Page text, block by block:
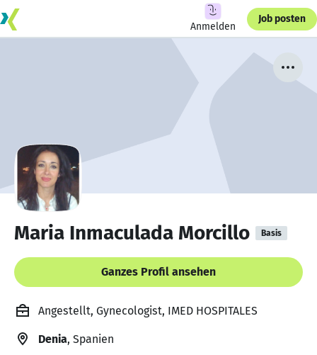
Anmelden
Job posten
Maria Inmaculada Morcillo Basis
Ganzes Profil ansehen
Angestellt, Gynecologist, IMED HOSPITALES
Denia, Spanien